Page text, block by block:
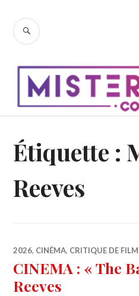
contenu
RECHERCHE
Étiquette :
Reeves
2026, CINÉMA, CRITIQUE DE
CINEMA : « The
Reeves